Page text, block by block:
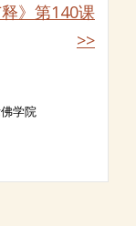
释》第140课
>>
学院